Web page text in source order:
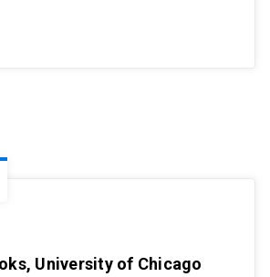
University of Chicago